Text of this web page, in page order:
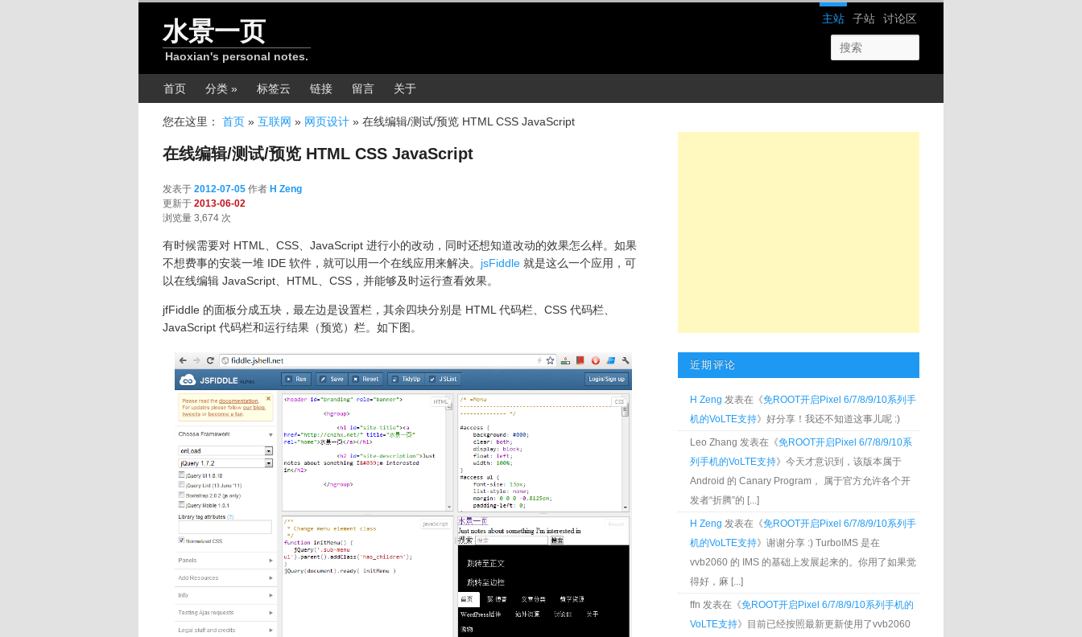
网站导航
主站 子站 讨论区
水景一页
Haoxian's personal notes.
主菜单首页 分类 » 标签云 链接 留言 关于
您在这里： 首页 » 互联网 » 网页设计 » 在线编辑/测试/预览 HTML CSS JavaScript
在线编辑/测试/预览 HTML CSS JavaScript
发表于 2012-07-05 作者 H Zeng
更新于 2013-06-02
浏览量 3,674 次
有时候需要对 HTML、CSS、JavaScript 进行小的改动，同时还想知道改动的效果怎么样。如果
不想费事的安装一堆 IDE 软件，就可以用一个在线应用来解决。 jsFiddle 就是这么一个应用，可
以在线编辑 JavaScript、HTML、CSS，并能够及时运行查看效果。
jfFiddle 的面板分成五块，最左边是设置栏，其余四块分别是 HTML 代码栏、CSS 代码栏、
JavaScript 代码栏和运行结果（预览）栏。如下图。
近期评论
H Zeng 发表在《免ROOT开启Pixel 6/7/8/9/10系列手
机的VoLTE支持》好分享！我还不知道这事儿呢 :)
Leo Zhang 发表在《免ROOT开启Pixel 6/7/8/9/10系
列手机的VoLTE支持》今天才意识到，该版本属于
Android 的 Canary Program， 属于官方允许各个开
发者“折腾”的 [...]
H Zeng 发表在《免ROOT开启Pixel 6/7/8/9/10系列手
机的VoLTE支持》谢谢分享 :) TurboIMS 是在
vvb2060 的 IMS 的基础上发展起来的。你用了如果觉
得好，麻 [...]
ffn 发表在《免ROOT开启Pixel 6/7/8/9/10系列手机的
VoLTE支持》目前已经按照最新更新使用了vvb2060